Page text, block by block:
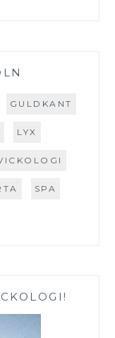
GULDKANT
LYX
SPA